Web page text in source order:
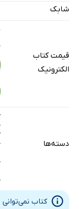
چالش شماره‌ی شش
فصل هفتم:
فصل هشتم: نیازی
چالش شماره‌ی هشت
فصل نهم:
فصل دهم:
فصل یازدهم: اگر
شابک
قیمت کتاب
الکترونیک
دسته‌ها
کتاب